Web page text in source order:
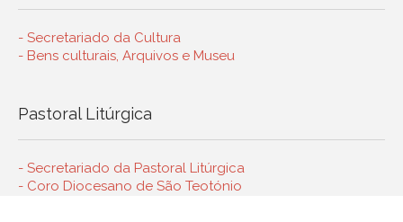
- Secretariado da Cultura
- Bens culturais, Arquivos e Museu
Pastoral Litúrgica
- Secretariado da Pastoral Litúrgica
- Coro Diocesano de São Teotónio